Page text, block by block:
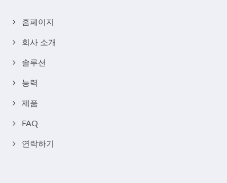
홈페이지
회사 소개
솔루션
능력
제품
FAQ
연락하기